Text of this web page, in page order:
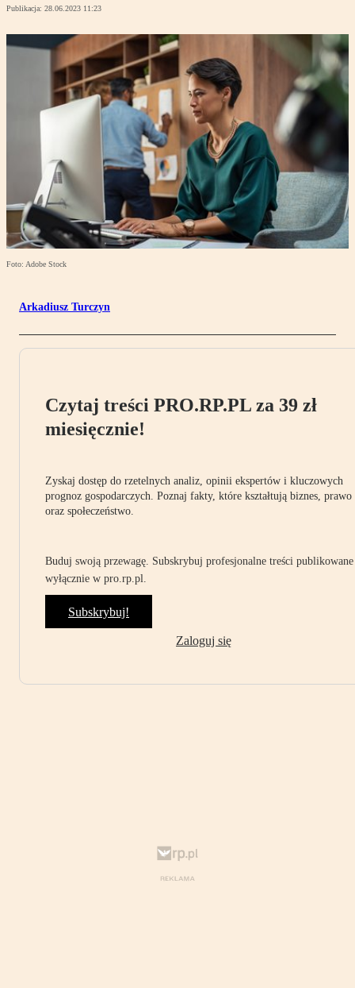
Publikacja: 28.06.2023 11:23
Foto: Adobe Stock
Arkadiusz Turczyn
Czytaj treści PRO.RP.PL za 39 zł
miesięcznie!
Zyskaj dostęp do rzetelnych analiz, opinii ekspertów i kluczowych
prognoz gospodarczych. Poznaj fakty, które kształtują biznes, prawo
oraz społeczeństwo.
Buduj swoją przewagę. Subskrybuj profesjonalne treści publikowane
wyłącznie w pro.rp.pl.
Subskrybuj!
Zaloguj się